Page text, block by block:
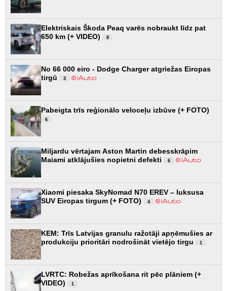
Elektriskais Škoda Peaq varēs nobraukt līdz pat
650 km (+ VIDEO)
8
No 66 000 eiro - Dodge Charger atgriežas Eiropas
tirgū
3
Pabeigta trīs reģionālo veloceļu izbūve (+ FOTO)
6
Miljardu vērtajam Aston Martin debesskrāpim
Maiami atklājušies nopietni defekti
6
Xiaomi piesaka SkyNomad N70 EREV – luksusa
SUV Eiropas tirgum (+ FOTO)
4
KEM: Trīs Latvijas granulu ražotāji apņēmušies ar
produkciju prioritāri nodrošināt vietējo tirgu
1
LVRTC: Robežas aprīkošana rit pēc plāniem (+
VIDEO)
1